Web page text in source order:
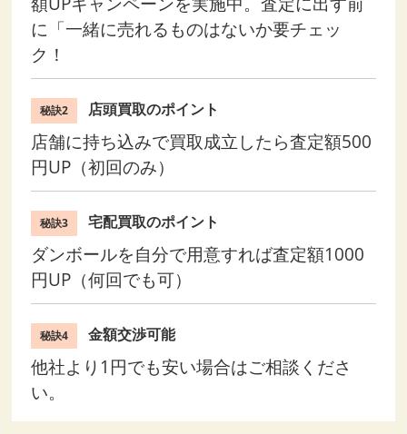
に「一緒に売れるものはないか要チェッ
ク！
秘訣2 店頭買取のポイント
店舗に持ち込みで買取成立したら査定額500
円UP（初回のみ）
秘訣3 宅配買取のポイント
ダンボールを自分で用意すれば査定額1000
円UP（何回でも可）
秘訣4 金額交渉可能
他社より1円でも安い場合はご相談くださ
い。